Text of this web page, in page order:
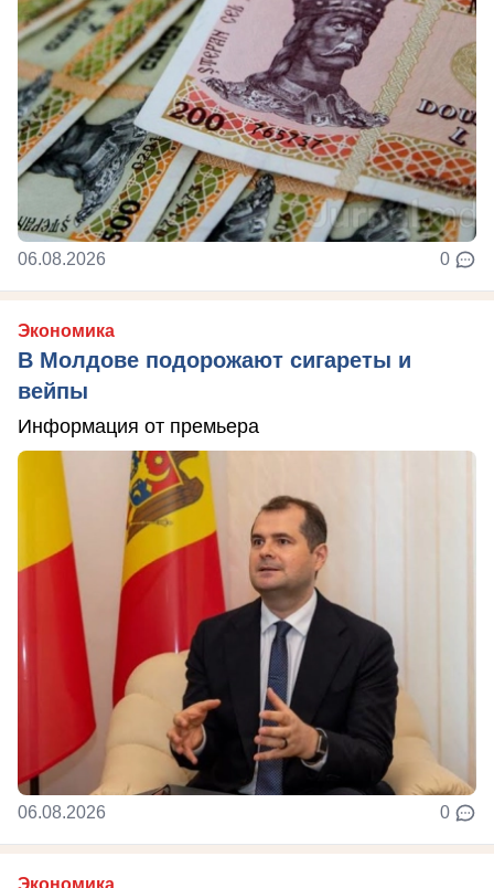
06.08.2026 0
Экономика
В Молдове подорожают сигареты и
вейпы
Информация от премьера
06.08.2026 0
Экономика